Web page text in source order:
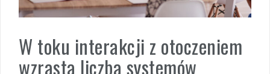
W toku interakcji z otoczeniem
wzrasta liczba systemów